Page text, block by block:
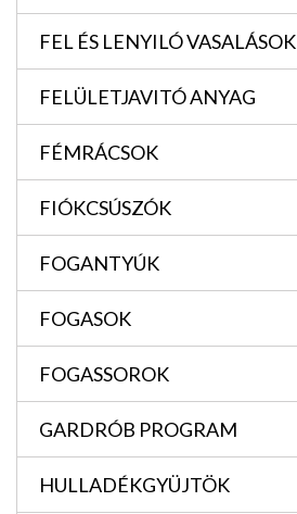
FEL ÉS LENYILÓ VASALÁSOK
FELÜLETJAVITÓ ANYAG
FÉMRÁCSOK
FIÓKCSÚSZÓK
FOGANTYÚK
FOGASOK
FOGASSOROK
GARDRÓB PROGRAM
HULLADÉKGYÜJTÖK